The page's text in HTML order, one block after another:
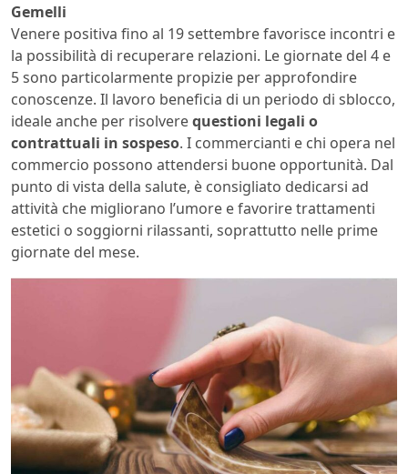
Gemelli
Venere positiva fino al 19 settembre favorisce incontri e
la possibilità di recuperare relazioni. Le giornate del 4 e
5 sono particolarmente propizie per approfondire
conoscenze. Il lavoro beneficia di un periodo di sblocco,
ideale anche per risolverequestioni legali o
contrattuali in sospeso. I commercianti e chi opera nel
commercio possono attendersi buone opportunità. Dal
punto di vista della salute, è consigliato dedicarsi ad
attività che migliorano l’umore e favorire trattamenti
estetici o soggiorni rilassanti, soprattutto nelle prime
giornate del mese.